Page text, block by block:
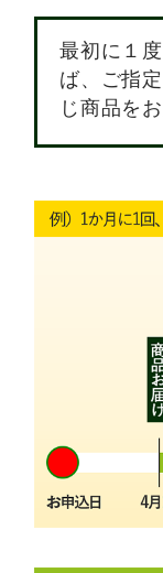
最初に１
ば、ご指
じ商品を